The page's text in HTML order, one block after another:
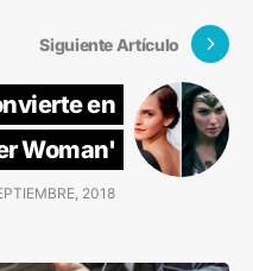
Siguiente Artículo
en
Woman'
2018